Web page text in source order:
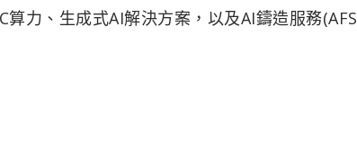
力、生成式AI解決方案，以及AI鑄造服務